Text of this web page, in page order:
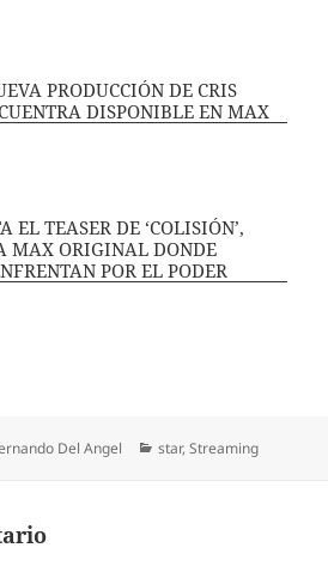
PRODUCCIÓN DE CRIS
DISPONIBLE EN MAX
EL TEASER DE ‘COLISIÓN’,
MAX ORIGINAL DONDE
POR EL PODER
Del Angel Categorías
star,Streaming